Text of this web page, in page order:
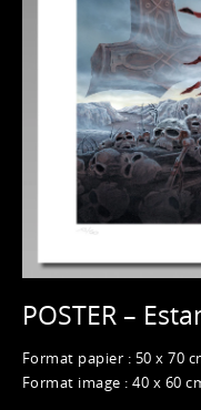
POSTER –
Format papier : 50 x 70
Format image : 40 x 60